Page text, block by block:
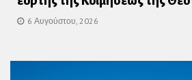
6 Αυγούστου, 2026